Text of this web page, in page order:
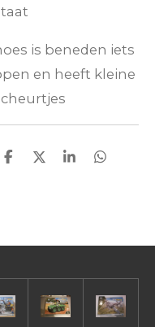
is beneden iets
en heeft kleine
D
D
S
D